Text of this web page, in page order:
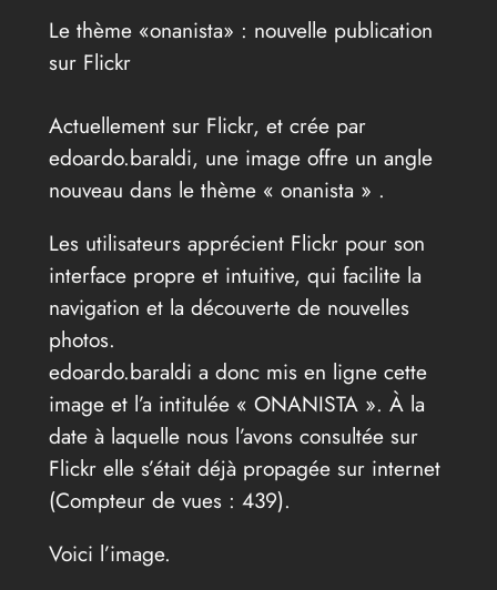
Le thème «onanista» : nouvelle publication
sur Flickr
Actuellement sur Flickr, et crée par
edoardo.baraldi, une image offre un angle
nouveau dans le thème « onanista » .
Les utilisateurs apprécient Flickr pour son
interface propre et intuitive, qui facilite la
navigation et la découverte de nouvelles
photos.
edoardo.baraldi a donc mis en ligne cette
image et l’a intitulée « ONANISTA ». À la
date à laquelle nous l’avons consultée sur
Flickr elle s’était déjà propagée sur internet
(Compteur de vues : 439).
Voici l’image.